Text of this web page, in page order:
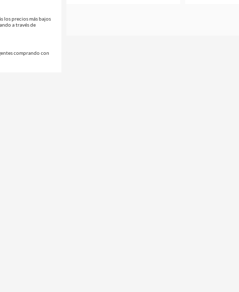
los precios más bajos
a través de
comprando con